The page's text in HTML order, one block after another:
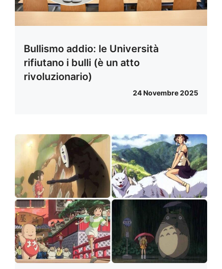
Bullismo addio: le Università
rifiutano i bulli (è un atto
rivoluzionario)
24 Novembre 2025